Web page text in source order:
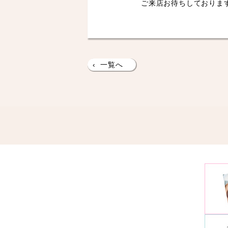
ご来店お待ちしておりま
‹ 一覧へ